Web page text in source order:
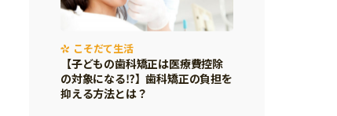
こそだて生活
【子どもの歯科矯正は医療費控除
の対象になる⁉】歯科矯正の負担を
抑える方法とは？